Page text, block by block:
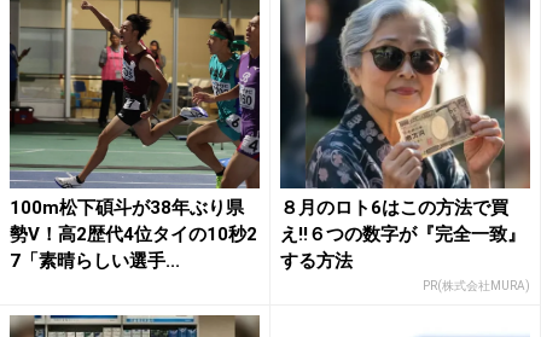
100m松下碩斗が38年ぶり県
勢V！高2歴代4位タイの10秒2
7「素晴らしい選手...
８月のロト6はこの方法で買
え!!６つの数字が『完全一致』
する方法
PR(株式会社MURA)